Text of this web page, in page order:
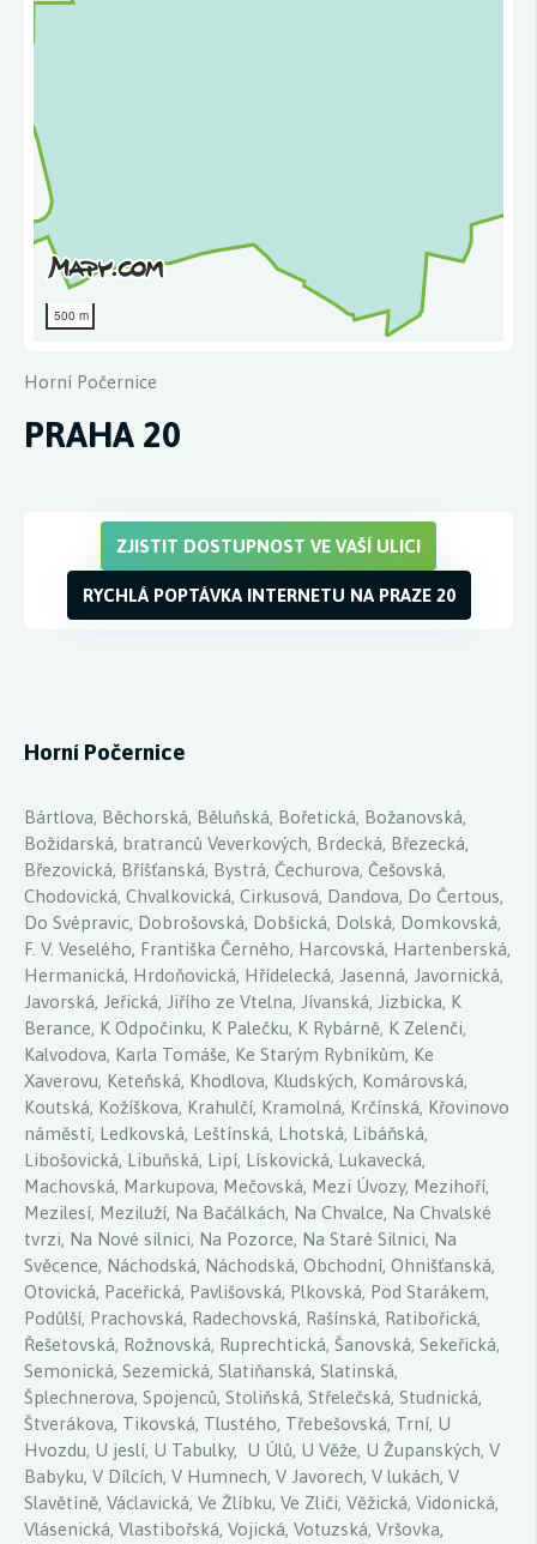
500 m
Horní Počernice
PRAHA 20
ZJISTIT DOSTUPNOST VE VAŠÍ ULICI
RYCHLÁ POPTÁVKA INTERNETU NA PRAZE 20
Horní Počernice
Bártlova, Běchorská, Běluňská, Bořetická, Božanovská,
Božidarská, bratranců Veverkových, Brdecká, Březecká,
Březovická, Bříšťanská, Bystrá, Čechurova, Češovská,
Chodovická, Chvalkovická, Cirkusová, Dandova, Do Čertous,
Do Svépravic, Dobrošovská, Dobšická, Dolská, Domkovská,
F. V. Veselého, Františka Černého, Harcovská, Hartenberská,
Hermanická, Hrdoňovická, Hřídelecká, Jasenná, Javornická,
Javorská, Jeřická, Jiřího ze Vtelna, Jívanská, Jizbicka, K
Berance, K Odpočinku, K Palečku, K Rybárně, K Zelenči,
Kalvodova, Karla Tomáše, Ke Starým Rybníkům, Ke
Xaverovu, Keteňská, Khodlova, Kludských, Komárovská,
Koutská, Kožíškova, Krahulčí, Kramolná, Krčínská, Křovinovo
náměstí, Ledkovská, Leštínská, Lhotská, Libáňská,
Libošovická, Libuňská, Lipí, Lískovická, Lukavecká,
Machovská, Markupova, Mečovská, Mezi Úvozy, Mezihoří,
Mezilesí, Meziluží, Na Bačálkách, Na Chvalce, Na Chvalské
tvrzi, Na Nové silnici, Na Pozorce, Na Staré Silnici, Na
Svěcence, Náchodská, Náchodská, Obchodní, Ohnišťanská,
Otovická, Paceřická, Pavlišovská, Plkovská, Pod Starákem,
Podůlší, Prachovská, Radechovská, Rašínská, Ratibořická,
Řešetovská, Rožnovská, Ruprechtická, Šanovská, Sekeřická,
Semonická, Sezemická, Slatiňanská, Slatinská,
Šplechnerova, Spojenců, Stoliňská, Střelečská, Studnická,
Štverákova, Tikovská, Tlustého, Třebešovská, Trní, U
Hvozdu, U jeslí, U Tabulky, U Úlů, U Věže, U Županských, V
Babyku, V Dílcích, V Humnech, V Javorech, V lukách, V
Slavětíně, Václavická, Ve Žlíbku, Ve Zliči, Věžická, Vidonická,
Vlásenická, Vlastibořská, Vojická, Votuzská, Vršovka,